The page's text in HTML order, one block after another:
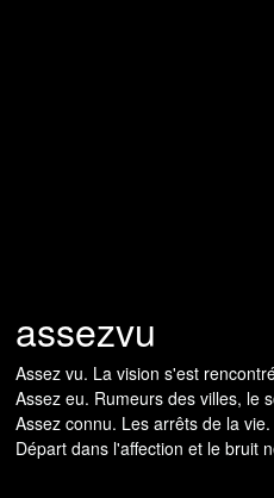
assezvu
Assez vu. La vision s'est
Assez eu. Rumeurs des villes, le
Assez connu. Les arrêts de la
Départ dans l'affection et le bruit